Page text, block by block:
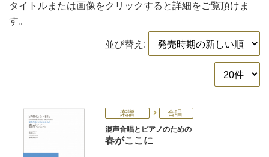
タイトルまたは画像をクリックすると詳細をご覧頂けま
す。
並び替え:
楽譜
合唱
混声合唱とピアノのための
春がここに